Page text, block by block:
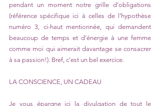
pendant un moment notre grille d’obligations
(référence spécifique ici à celles de l’hypothèse
numéro 3, ci-haut mentionnée, qui demandent
beaucoup de temps et d’énergie à une femme
comme moi qui aimerait davantage se consacrer
à sa passion!). Bref, c’est un bel exercice.
LA CONSCIENCE, UN CADEAU
Je vous épargne ici la divulgation de tout le